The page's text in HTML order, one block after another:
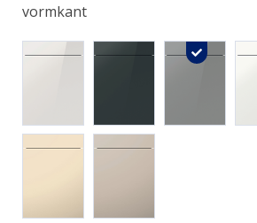
vormkant